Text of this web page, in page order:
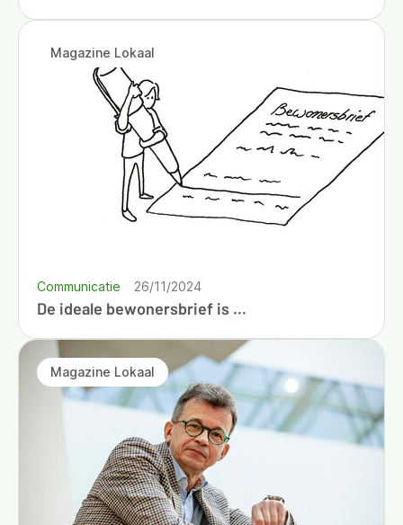
Magazine Lokaal
De ideale bewonersbrief is ...
Communicatie 26/11/2024
Magazine Lokaal